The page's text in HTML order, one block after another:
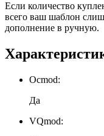
Если количество
всего ваш шаблон
дополнение в ручную.
Ocmod:
Да
VQmod: